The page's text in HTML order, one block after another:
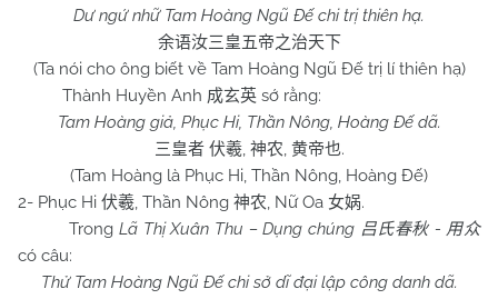
Dư ngứ nhữ Tam Hoàng Ngũ Đế chi trị thiên hạ.
余语汝三皇五帝之治天下
(Ta nói cho ông biết về Tam Hoàng Ngũ Đế trị lí thiên hạ)
Thành Huyền Anh 成玄英 sớ rằng:
Tam Hoàng giả, Phục Hi, Thần Nông, Hoàng Đế dã.
三皇者 伏羲, 神农, 黄帝也.
(Tam Hoàng là Phục Hi, Thần Nông, Hoàng Đế)
2- Phục Hi 伏羲, Thần Nông 神农, Nữ Oa 女娲.
TrongLã Thị Xuân Thu – Dụng chúng 吕氏春秋 - 用众
có câu:
Thử Tam Hoàng Ngũ Đế chi sở dĩ đại lập công danh dã.